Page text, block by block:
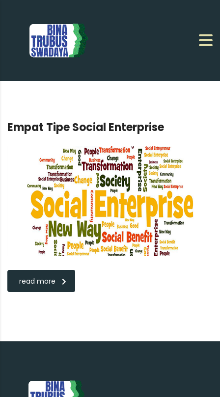
Empat Tipe Social Enterprise
read more